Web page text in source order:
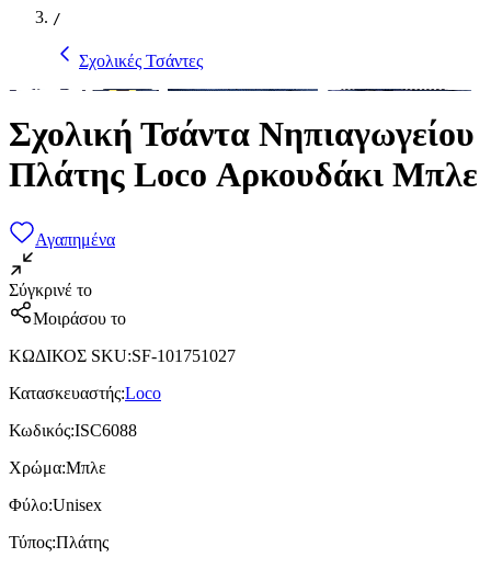
/
Σχολικές Τσάντες
Σχολική Τσάντα Νηπιαγωγείου
Πλάτης Loco Αρκουδάκι Μπλε
Αγαπημένα
Σύγκρινέ το
Μοιράσου το
ΚΩΔΙΚΟΣ SKU:SF-101751027
Κατασκευαστής:Loco
Κωδικός:ISC6088
Χρώμα:Μπλε
Φύλο:Unisex
Τύπος:Πλάτης